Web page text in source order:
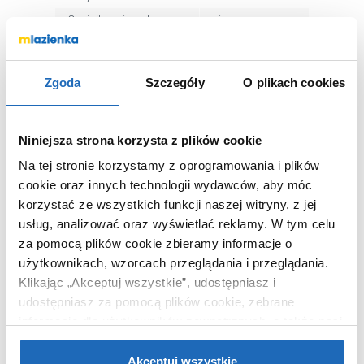
Zgoda Szczegóły O plikach cookies
Niniejsza strona korzysta z plików cookie
Na tej stronie korzystamy z oprogramowania i plików
cookie oraz innych technologii wydawców, aby móc
korzystać ze wszystkich funkcji naszej witryny, z jej
usług, analizować oraz wyświetlać reklamy. W tym celu
za pomocą plików cookie zbieramy informacje o
użytkownikach, wzorcach przeglądania i przeglądania.
Klikając „Akceptuj wszystkie”, udostępniasz i
udostępniasz za pomocą plików cookie, zebrane
partnerzy reklamowi.Jeśli chcesz, włącz „Tylko
wymagane pliki cookie”.Pamiętaj jednak, że
Akceptuj wszystkie
Czujnik zmierzchu
nie
Rozwiązania
inteligentne
Kod EAN
9007371427109
Wymiary z
21 x 21 x 21 cm
Waga z opakowaniem
Dane producenta
KUPOWANE Z